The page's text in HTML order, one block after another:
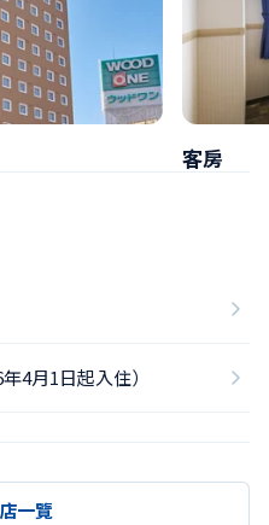
客房
4月1日起入住）
一覽